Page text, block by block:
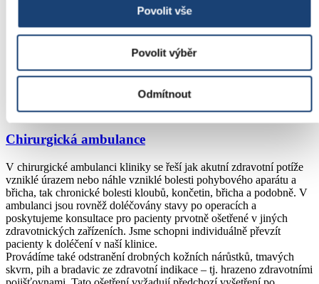
Povolit vše
Povolit výběr
Odmítnout
operace, CHIVA)
operace tříselných a břišních kýl (klasickými metodami i s
použitím tkáňové síťky)
operace onemocnění ženského prsu
operace některých kožních a podkožních nádorů a uzlin apod.
operace „syndromu karpálního kanálu (tunelu)“ ,
Dupuytrainovy kotraktury, lupavých prstů apod.
Chirurgická ambulance
V chirurgické ambulanci kliniky se řeší jak akutní zdravotní potíže
vzniklé úrazem nebo náhle vzniklé bolesti pohybového aparátu a
břicha, tak chronické bolesti kloubů, končetin, břicha a podobně. V
ambulanci jsou rovněž doléčovány stavy po operacích a
poskytujeme konsultace pro pacienty prvotně ošetřené v jiných
zdravotnických zařízeních. Jsme schopni individuálně převzít
pacienty k doléčení v naší klinice.
Provádíme také odstranění drobných kožních nárůstků, tmavých
skvrn, pih a bradavic ze zdravotní indikace – tj. hrazeno zdravotními